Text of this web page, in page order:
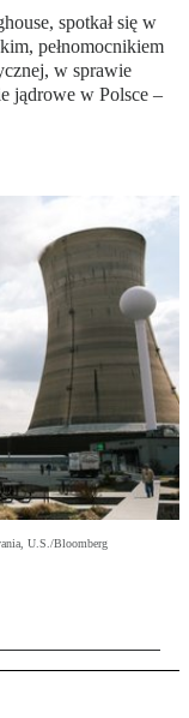
spotkał się w
pełnomocnikiem
w sprawie
jądrowe w Polsce –
U.S./Bloomberg